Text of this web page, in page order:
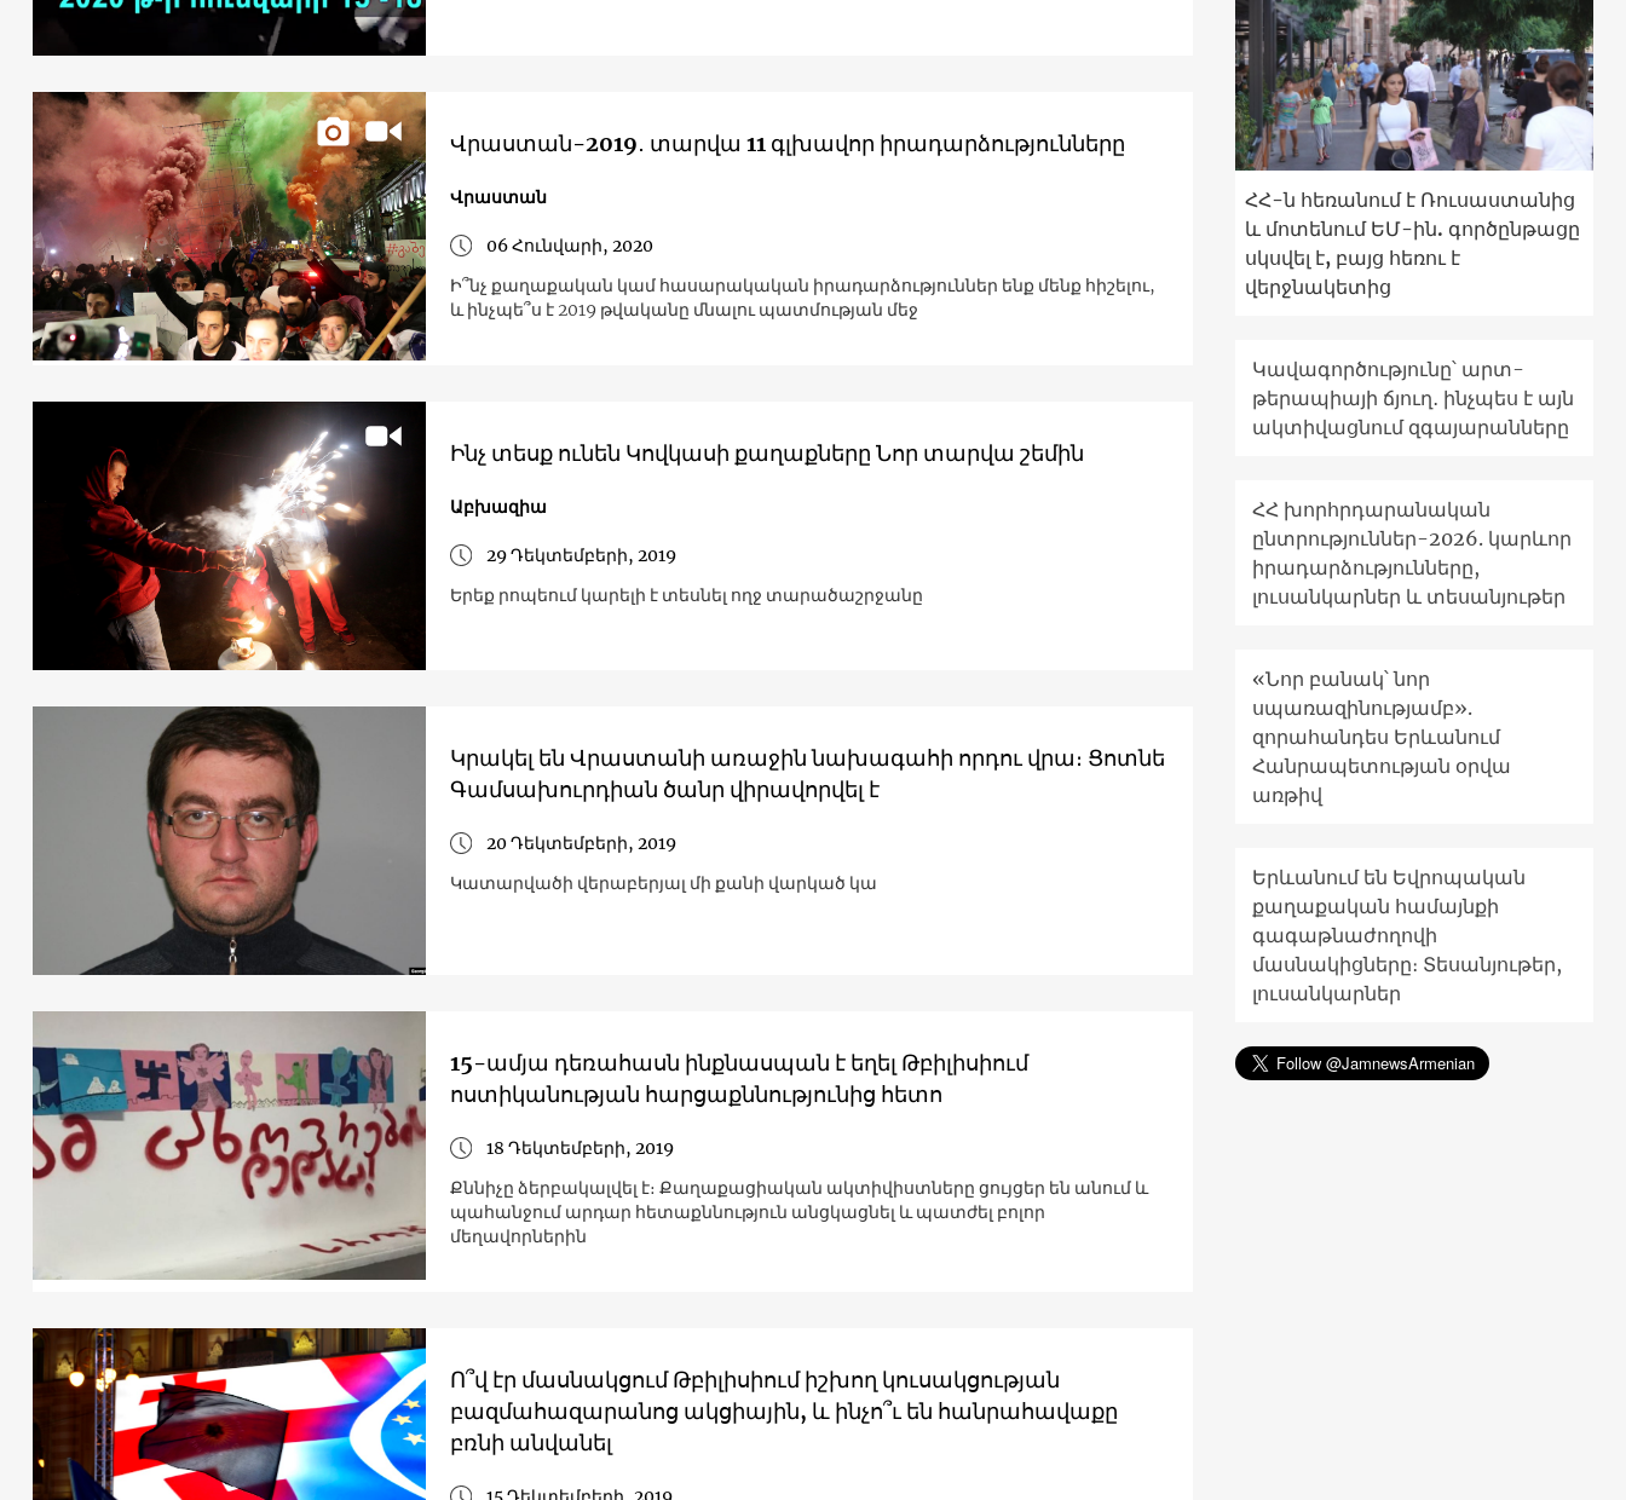
Վրաստան-2019․ տարվա 11 գլխավոր իրադարձությունները
Վրաստան
06 Հունվարի, 2020
Ի՞նչ քաղաքական կամ հասարակական իրադարձություններ ենք մենք հիշելու,
և ինչպե՞ս է 2019 թվականը մնալու պատմության մեջ
Ինչ տեսք ունեն Կովկասի քաղաքները Նոր տարվա շեմին
Աբխազիա
29 Դեկտեմբերի, 2019
Երեք րոպեում կարելի է տեսնել ողջ տարածաշրջանը
Կրակել են Վրաստանի առաջին նախագահի որդու վրա։ Ցոտնե
Գամսախուրդիան ծանր վիրավորվել է
20 Դեկտեմբերի, 2019
Կատարվածի վերաբերյալ մի քանի վարկած կա
15-ամյա դեռահասն ինքնասպան է եղել Թբիլիսիում
ոստիկանության հարցաքննությունից հետո
18 Դեկտեմբերի, 2019
Քննիչը ձերբակալվել է։ Քաղաքացիական ակտիվիստները ցույցեր են անում և
պահանջում արդար հետաքննություն անցկացնել և պատժել բոլոր
մեղավորներին
Ո՞վ էր մասնակցում Թբիլիսիում իշխող կուսակցության
բազմահազարանոց ակցիային, և ինչո՞ւ են հանրահավաքը
բռնի անվանել
ՀՀ-ն հեռանում է Ռուսաստանից
և մոտենում ԵՄ-ին. գործընթացը
սկսվել է, բայց հեռու է
վերջնակետից
Կավագործությունը՝ արտ-
թերապիայի ճյուղ․ ինչպես է այն
ակտիվացնում զգայարանները
ՀՀ խորհրդարանական
ընտրություններ-2026. կարևոր
իրադարձությունները,
լուսանկարներ և տեսանյութեր
«Նոր բանակ՝ նոր
սպառազինությամբ».
զորահանդես Երևանում
Հանրապետության օրվա
առթիվ
Երևանում են Եվրոպական
քաղաքական համայնքի
գագաթնաժողովի
մասնակիցները։ Տեսանյութեր,
լուսանկարներ